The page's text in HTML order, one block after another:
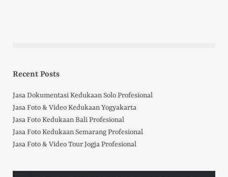
Recent Posts
Jasa Dokumentasi Kedukaan Solo Profesional
Jasa Foto & Video Kedukaan Yogyakarta
Jasa Foto Kedukaan Bali Profesional
Jasa Foto Kedukaan Semarang Profesional
Jasa Foto & Video Tour Jogja Profesional